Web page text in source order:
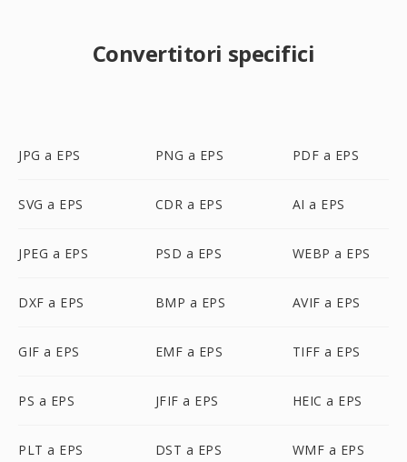
Convertitori specifici
JPG a EPS PNG a EPS PDF a EPS
SVG a EPS CDR a EPS AI a EPS
JPEG a EPS PSD a EPS WEBP a EPS
DXF a EPS BMP a EPS AVIF a EPS
GIF a EPS EMF a EPS TIFF a EPS
PS a EPS JFIF a EPS HEIC a EPS
PLT a EPS DST a EPS WMF a EPS